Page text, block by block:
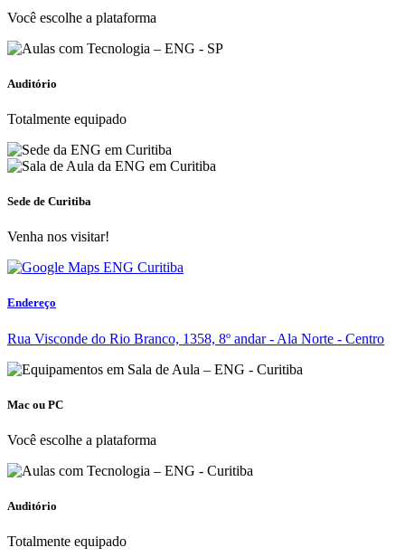
Você escolhe a plataforma
Auditório
Totalmente equipado
Sede de Curitiba
Venha nos visitar!
Endereço
Rua Visconde do Rio Branco, 1358, 8º andar - Ala Norte - Centro
Mac ou PC
Você escolhe a plataforma
Auditório
Totalmente equipado